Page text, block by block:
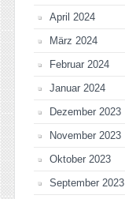
April 2024
März 2024
Februar 2024
Januar 2024
Dezember 2023
November 2023
Oktober 2023
September 2023